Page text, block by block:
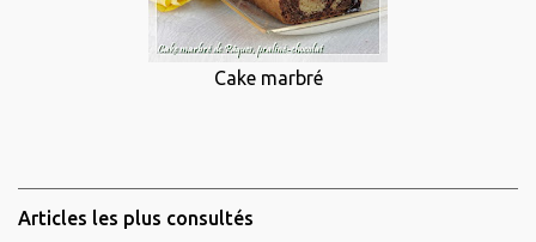
Cake marbré
Articles les plus consultés